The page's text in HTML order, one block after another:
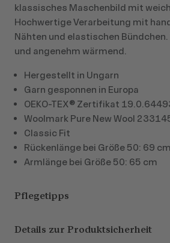
klassisches Maschenbild mit
Hochwertige Verarbeitung mit
Nähten und elastischen
und angenehm wärmend.
Hergestellt in Ungarn
Garn gesponnen in Europa
OEKO-TEX® Zertifikat
Woolmark Pure New Wool
Classic Fit
Rückenlänge bei Größe 50: 69 cm
Armlänge bei Größe 50: 65 cm
Pflegetipps
Details zur Produktsicherheit